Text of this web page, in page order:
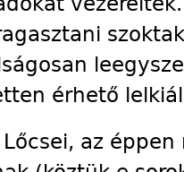
érhető
az